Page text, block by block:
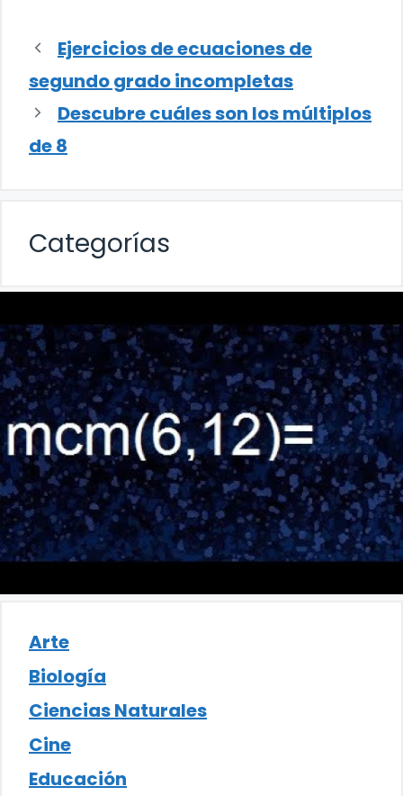
Ejercicios de ecuaciones de
segundo grado incompletas
Descubre cuáles son los múltiplos
de 8
Categorías
Arte
Biología
Ciencias Naturales
Cine
Educación